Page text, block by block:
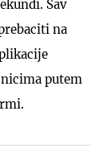
Sav
na
putem